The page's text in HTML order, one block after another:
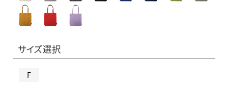
サイズ選択
F